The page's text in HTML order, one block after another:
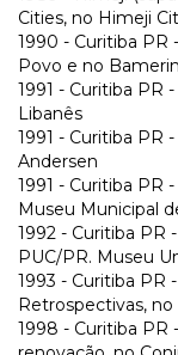
Cities, no Himeji
1990 - Curitiba PR
Povo e no
1991 - Curitiba PR
Libanês
1991 - Curitiba PR
Andersen
1991 - Curitiba PR
Museu Municipal
1992 - Curitiba PR
PUC/PR. Museu
1993 - Curitiba PR
Retrospectivas,
1998 - Curitiba